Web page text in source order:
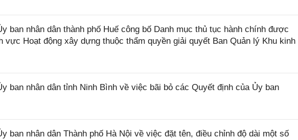
ban nhân dân thành phố Huế công bố Danh mục thủ tục hành chính được
vực Hoạt động xây dựng thuộc thẩm quyền giải quyết Ban Quản lý Khu kinh
ban nhân dân tỉnh Ninh Bình về việc bãi bỏ các Quyết định của Ủy ban
ban nhân dân Thành phố Hà Nội về việc đặt tên, điều chỉnh độ dài một số